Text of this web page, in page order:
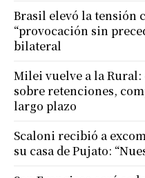
Brasil elevó la tensión
“provocación sin
bilateral
Milei vuelve a la Rural:
sobre retenciones,
largo plazo
Scaloni recibió a
su casa de Pujato: